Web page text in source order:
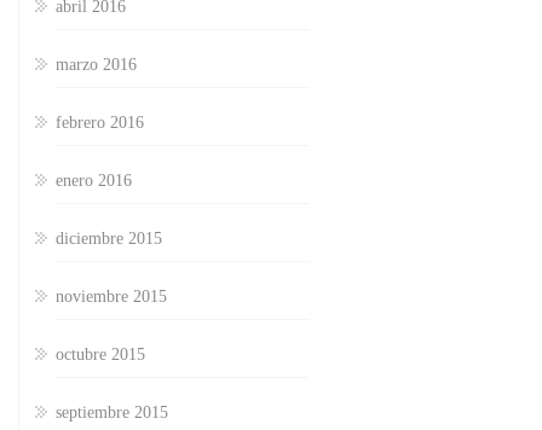
abril 2016
marzo 2016
febrero 2016
enero 2016
diciembre 2015
noviembre 2015
octubre 2015
septiembre 2015